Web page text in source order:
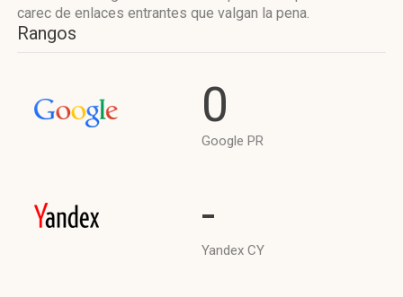
carec de enlaces entrantes que valgan la pena.
Rangos
0
Google PR
-
Yandex CY